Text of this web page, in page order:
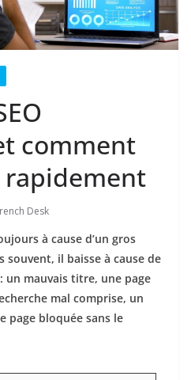
comment
rapidement
Desk
à cause d’un gros
souvent, il baisse à cause de
un mauvais titre, une page
mal comprise, un
page bloquée sans le